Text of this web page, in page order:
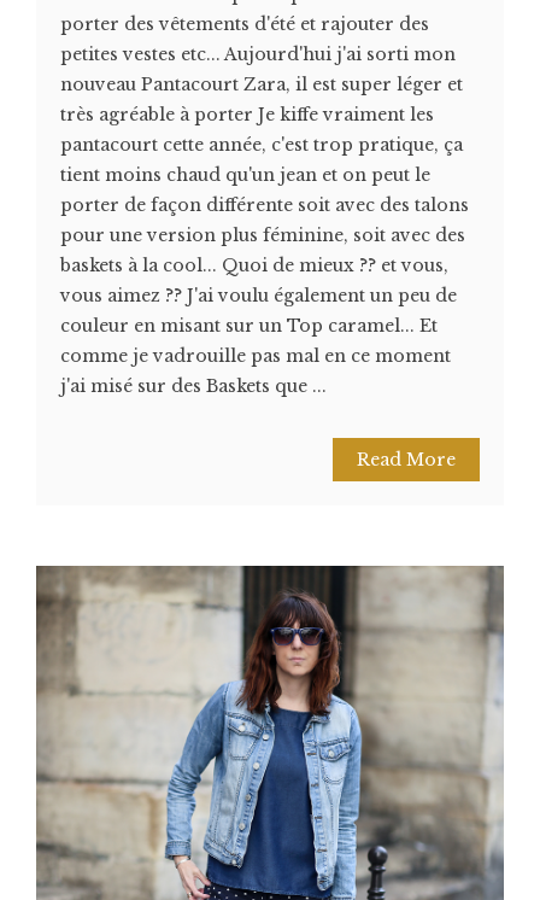
porter des vêtements d'été et rajouter des
petites vestes etc... Aujourd'hui j'ai sorti mon
nouveau Pantacourt Zara, il est super léger et
très agréable à porter Je kiffe vraiment les
pantacourt cette année, c'est trop pratique, ça
tient moins chaud qu'un jean et on peut le
porter de façon différente soit avec des talons
pour une version plus féminine, soit avec des
baskets à la cool... Quoi de mieux ?? et vous,
vous aimez ?? J'ai voulu également un peu de
couleur en misant sur un Top caramel... Et
comme je vadrouille pas mal en ce moment
j'ai misé sur des Baskets que ...
Read More